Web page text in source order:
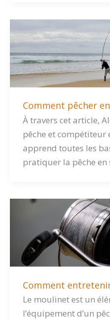
Comment pêcher
À travers cet article,
pêche et compétiteur
apprend toutes les
pratiquer la pêche en
Comment
Le moulinet est un
l’équipement d’un